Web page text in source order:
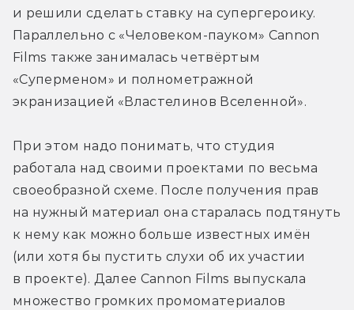
и решили сделать ставку на супергероику.
Параллельно с «Человеком-пауком» Cannon
Films также занималась четвёртым
«Суперменом» и полнометражной
экранизацией «Властелинов Вселенной».
При этом надо понимать, что студия
работала над своими проектами по весьма
своеобразной схеме. После получения прав
на нужный материал она старалась подтянуть
к нему как можно больше известных имён
(или хотя бы пустить слухи об их участии
в проекте). Далее Cannon Films выпускала
множество громких промоматериалов